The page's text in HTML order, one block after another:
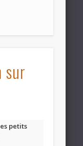
sur
petits